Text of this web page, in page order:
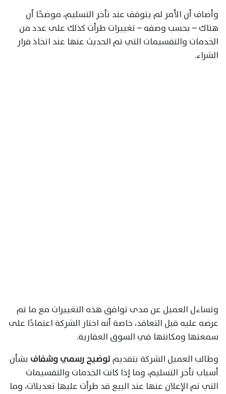
وأضاف أن الأمر لم يتوقف عند تأخر التسليم، موضحًا أن
هناك – بحسب وصفه – تغييرات طرأت كذلك على عدد من
الخدمات والتقسيمات التي تم الحديث عنها عند اتخاذ قرار
الشراء.
وتساءل العميل عن مدى توافق هذه التغييرات مع ما تم
عرضه عليه قبل التعاقد، خاصة أنه اختار الشركة اعتمادًا على
سمعتها ومكانتها في السوق العقارية.
وطالب العميل الشركة بتقديمتوضيح رسمي وشفاف بشأن
أسباب تأخر التسليم، وما إذا كانت الخدمات والتقسيمات
التي تم الإعلان عنها عند البيع قد طرأت عليها تعديلات، وما